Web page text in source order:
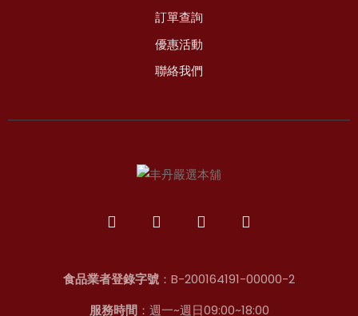
訂單查詢
優惠活動
聯絡我們
食品業者登錄字號 ：B-200164191-00000-2
服務時間：週一~週日09:00~18:00